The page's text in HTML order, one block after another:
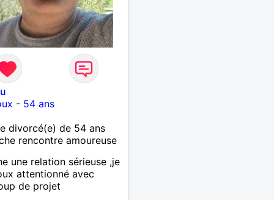
- 54 ans
divorcé(e) de 54 ans
rencontre amoureuse
une relation sérieuse ,je
attentionné avec
de projet